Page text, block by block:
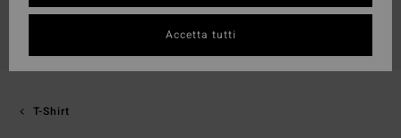
T-Shirt
Accetta tutti